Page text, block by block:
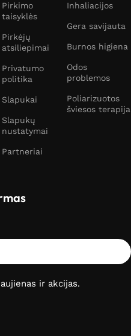
Pirkimo
taisyklės
Pirkėjų
atsiliepimai
Privatumo
politika
Slapukai
Slapukų
nustatymai
Partneriai
Inhaliacijos
Gera savijauta
Burnos higiena
Odos
problemos
Poliarizuotos
šviesos terapija
ir akcijas.